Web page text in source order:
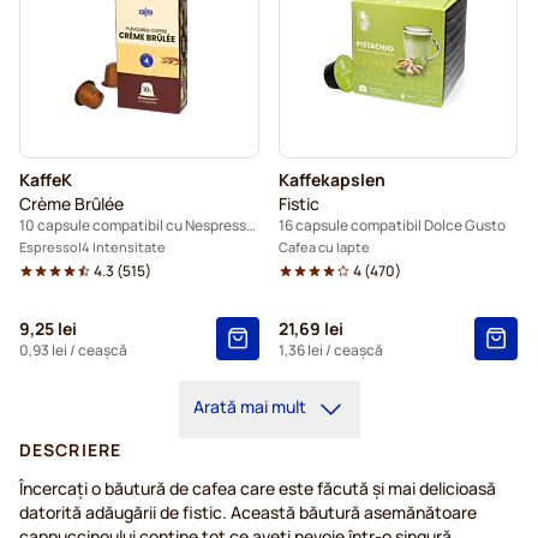
KaffeK
Crème Brûlée
10 capsule compatibil cu Nespresso®
Espresso 4 Intensitate
4.3 (515)
9,25 lei
0,93 lei / ceașcă
Kaffekapslen
Fistic
16 capsule compatibil Dolce Gusto
Cafea cu lapte
4(470)
21,69 lei
1,36 lei / ceașcă
Arată mai mult
DESCRIERE
Încercați o băutură de cafea care este făcută și mai delicioasă
datorită adăugării de fistic. Această băutură asemănătoare